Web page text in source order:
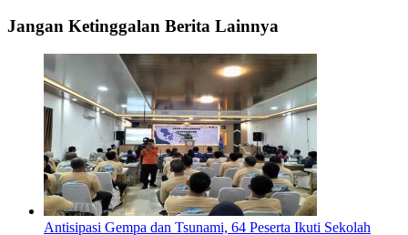
Jangan Ketinggalan Berita Lainnya
Antisipasi Gempa dan Tsunami, 64 Peserta Ikuti Sekolah